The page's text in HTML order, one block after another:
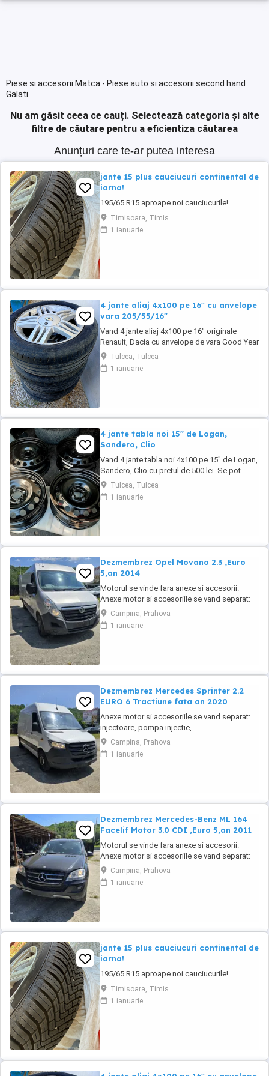
Piese si accesorii Matca - Piese auto si accesorii second hand
Galati
Nu am găsit ceea ce cauți. Selectează categoria și alte
filtre de căutare pentru a eficientiza căutarea
Anunțuri care te-ar putea interesa
jante 15 plus cauciucuri continental de
iarna!
195/65 R15 aproape noi cauciucurile!
Timisoara, Timis
1 ianuarie
4 jante aliaj 4x100 pe 16" cu anvelope
vara 205/55/16"
Vand 4 jante aliaj 4x100 pe 16" originale
Renault, Dacia cu anvelope de vara Good Year
205/55/16" cu pretul de 1000 lei. Se pot
achizitiona doar din Tulcea, NU se pot trimite
prin curier.
Tulcea, Tulcea
1 ianuarie
4 jante tabla noi 15" de Logan,
Sandero, Clio
Vand 4 jante tabla noi 4x100 pe 15" de Logan,
Sandero, Clio cu pretul de 500 lei. Se pot
achizitiona doar din Tulcea, NU se trimit prin
curier.
Tulcea, Tulcea
1 ianuarie
Dezmembrez Opel Movano 2.3 ,Euro
5,an 2014
Motorul se vinde fara anexe si accesorii.
Anexe motor si accesoriile se vand separat:
injectoare, pompa injectie,
inalte,benzina,alternator, electromotor,
turbina, compresor clima, cutie de viteze,
Campina, Prahova
1 ianuarie
Dezmembrez Mercedes Sprinter 2.2
EURO 6 Tractiune fata an 2020
Anexe motor si accesoriile se vand separat:
injectoare, pompa injectie,
inalte,benzina,alternator, electromotor,
turbina, compresor clima, cutie de viteze,
planetare, amortizoare, componente
Campina, Prahova
1 ianuarie
Dezmembrez Mercedes-Benz ML 164
Facelif Motor 3.0 CDI ,Euro 5,an 2011
Motorul se vinde fara anexe si accesorii.
Anexe motor si accesoriile se vand separat:
injectoare, pompa injectie,
inalte,benzina,alternator, electromotor,
turbina, compresor clima, cutie de viteze,
Campina, Prahova
1 ianuarie
jante 15 plus cauciucuri continental de
iarna!
195/65 R15 aproape noi cauciucurile!
Timisoara, Timis
1 ianuarie